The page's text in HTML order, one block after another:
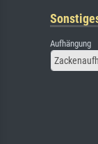
Aufhängung